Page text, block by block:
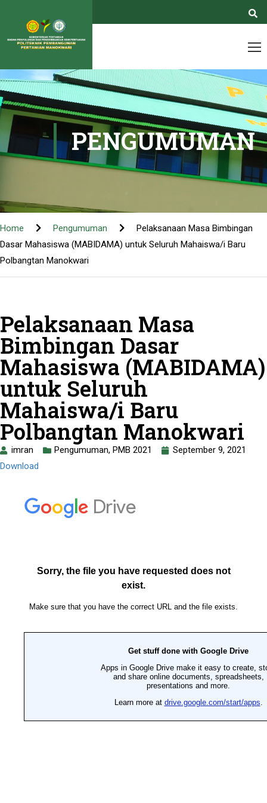
PENGUMUMAN
Home Pengumuman
Pelaksanaan Masa Bimbingan
Dasar Mahasiswa (MABIDAMA) untuk Seluruh Mahaiswa/i Baru
Polbangtan Manokwari
Pelaksanaan Masa
Bimbingan Dasar
Mahasiswa (MABIDAMA)
untuk Seluruh
Mahaiswa/i Baru
Polbangtan Manokwari
imran Pengumuman, PMB 2021
September 9, 2021
Download